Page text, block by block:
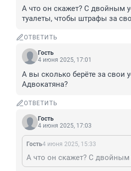
А что он скажет? С двойным
туалеты, чтобы штрафы за
ОТВЕТИТЬ
Гость
4 июня 2025, 17:01
А вы сколько берёте за свои
Адвокатяна?
ОТВЕТИТЬ
Гость
4 июня 2025, 17:03
Гость4 июня 2025, 15:33